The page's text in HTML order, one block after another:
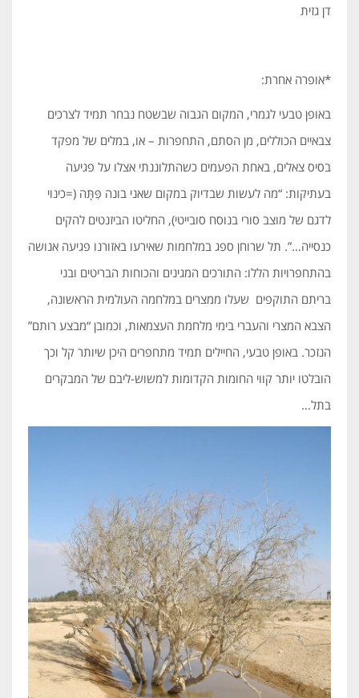
דן גזית
*אופרה אחרת:
באופן טבעי לגמרי, המקום הגבוה שבשטח נבחר תמיד לצרכים
צבאיים הכוללים, מן הסתם, התחפרות – או, במלים של מפקד
בסיס צאלים, באחת הפעמים כשהתלוננתי אצלו על פגיעה
בעתיקות: “מה לעשות שבדיוק במקום שאני בונה פִּתָּה (=כינוי
לדגם של מוצב סורי בנוסח סובייטי), החליטו הביזנטים להקים
כנסייה…”. תל שרוחן ספג במלחמות שאירעו באזורנו פגיעה אנושה
בהתחפרויות הללו: התורכים המגינים והכוחות הבריטים ובני
בריתם התוקפים שעלו ממצרים במלחמה העולמית הראשונה,
הצבא המצרי והעברי בימי מלחמת העצמאות, וכמובן “מבצע רותם”
הנזכר. באופן טבעי, החיילים תמיד מתחפרים היכן שיותר קל וכך
הובלטו יותר קווי החומות הקדומות למשוש-ליבם של המבקרים
בתל…